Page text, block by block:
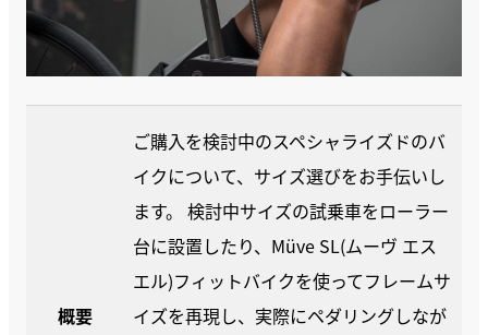
概要
ご購入を検討中のスペシャライズドのバ
イクについて、サイズ選びをお手伝いし
ます。 検討中サイズの試乗車をローラー
台に設置したり、Müve SL(ムーヴ エス
エル)フィットバイクを使ってフレームサ
イズを再現し、実際にペダリングしなが